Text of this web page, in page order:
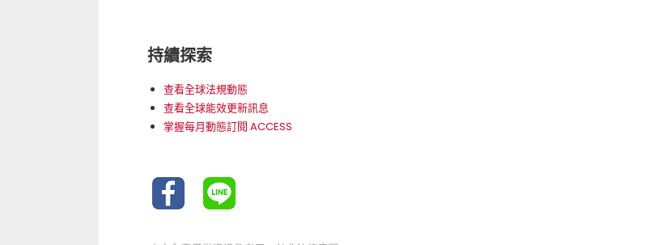
持續探索
查看全球法規動態
查看全球能效更新訊息
掌握每月動態訂閱 ACCESS